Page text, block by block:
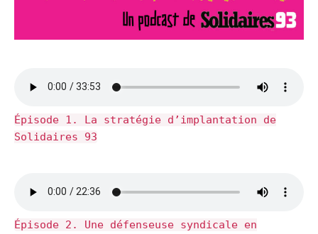
Épisode 1. La stratégie d’implantation de
Solidaires 93
Épisode 2. Une défenseuse syndicale en